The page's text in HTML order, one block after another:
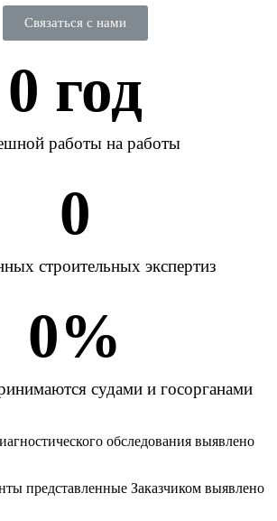
Связаться с нами
0 год
работы на работы
0
строительных экспертиз
0%
судами и госорганами
обследования выявлено
представленные Заказчиком выявлено